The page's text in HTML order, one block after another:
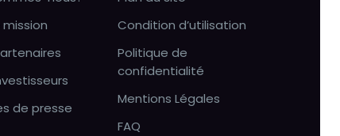
de presse
Condition d’utilisation
Politique de
confidentialité
Mentions Légales
FAQ